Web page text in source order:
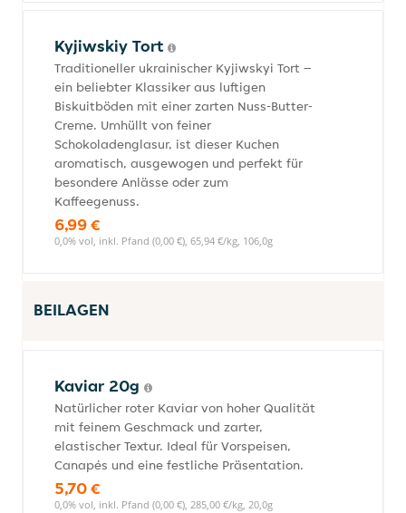
Kyjiwskiy Tort
Traditioneller ukrainischer Kyjiwskyi Tort –
ein beliebter Klassiker aus luftigen
Biskuitböden mit einer zarten Nuss-Butter-
Creme. Umhüllt von feiner
Schokoladenglasur, ist dieser Kuchen
aromatisch, ausgewogen und perfekt für
besondere Anlässe oder zum
Kaffeegenuss.
6,99 €
0,0% vol, inkl. Pfand (0,00 €), 65,94 €/kg, 106,0g
BEILAGEN
Kaviar 20g
Natürlicher roter Kaviar von hoher Qualität
mit feinem Geschmack und zarter,
elastischer Textur. Ideal für Vorspeisen,
Canapés und eine festliche Präsentation.
5,70 €
0,0% vol, inkl. Pfand (0,00 €), 285,00 €/kg, 20,0g